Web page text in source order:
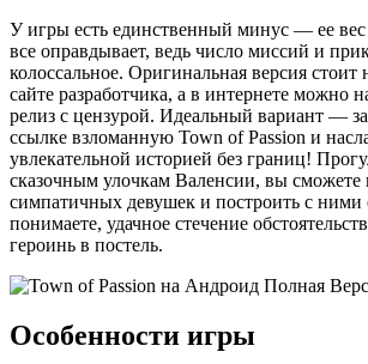
У игры есть единственный минус — ее
все оправдывает, ведь число миссий и
колоссальное. Оригинальная версия стоит
сайте разработчика, а в интернете можно
релиз с цензурой. Идеальный вариант —
ссылке взломанную Town of Passion и
увлекательной историей без границ!
сказочным улочкам Валенсии, вы сможете
симпатичных девушек и построить с
понимаете, удачное стечение
героинь в постель.
Особенности игры